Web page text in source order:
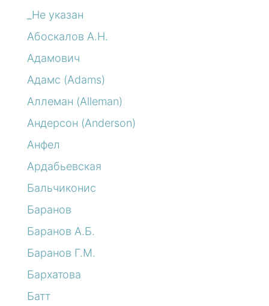
_Не указан
Абоскалов А.Н.
Адамович
Адамс (Adams)
Аллеман (Alleman)
Андерсон (Anderson)
Анфел
Ардабьевская
Бальчиконис
Баранов
Баранов А.Б.
Баранов Г.М.
Бархатова
Батт